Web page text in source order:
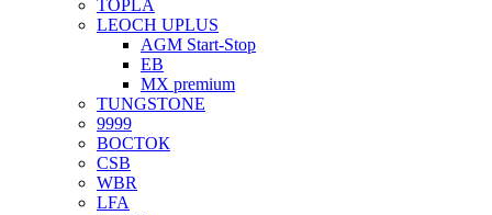
TOPLA
LEOCH UPLUS
AGM Start-Stop
EB
MX premium
TUNGSTONE
9999
ВОСТОК
CSB
WBR
LFA